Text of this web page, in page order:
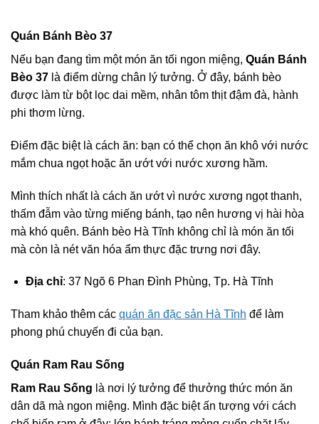
Quán Bánh Bèo 37
Nếu bạn đang tìm một món ăn tối ngon miệng, Quán Bánh
Bèo 37 là điểm dừng chân lý tưởng. Ở đây, bánh bèo
được làm từ bột lọc dai mềm, nhân tôm thịt đậm đà, hành
phi thơm lừng.
Điểm đặc biệt là cách ăn: bạn có thể chọn ăn khô với nước
mắm chua ngọt hoặc ăn ướt với nước xương hầm.
Mình thích nhất là cách ăn ướt vì nước xương ngọt thanh,
thấm đẫm vào từng miếng bánh, tạo nên hương vị hài hòa
mà khó quên. Bánh bèo Hà Tĩnh không chỉ là món ăn tối
mà còn là nét văn hóa ẩm thực đặc trưng nơi đây.
Địa chỉ: 37 Ngõ 6 Phan Đình Phùng, Tp. Hà Tĩnh
Tham khảo thêm các quán ăn đặc sản Hà Tĩnh để làm
phong phú chuyến đi của bạn.
Quán Ram Rau Sống
Ram Rau Sống là nơi lý tưởng để thưởng thức món ăn
dân dã mà ngon miệng. Mình đặc biệt ấn tượng với cách